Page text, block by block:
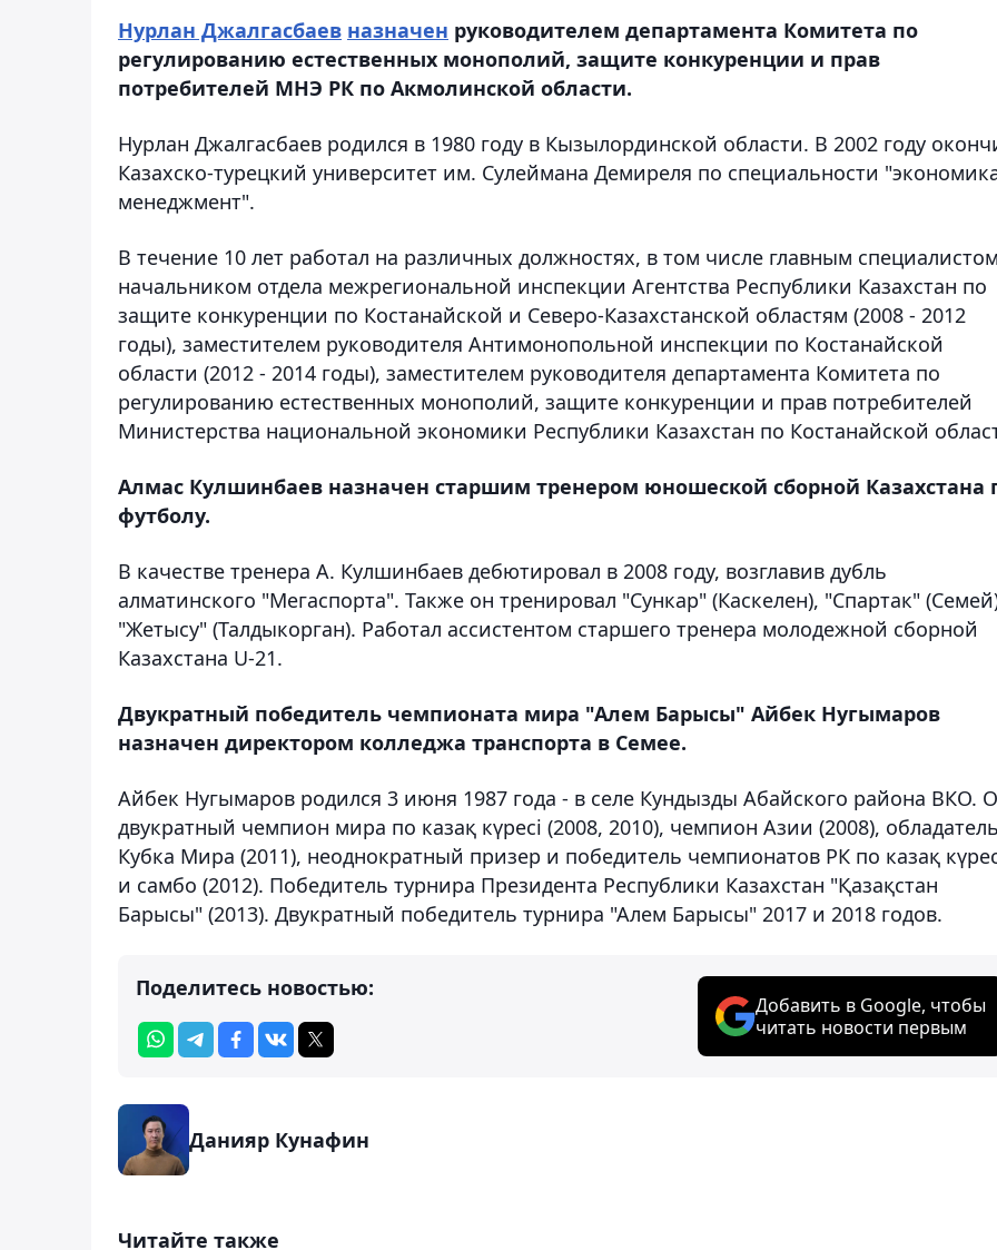
Нурлан Джалгасбаев назначен руководителем департамента Комитета по
регулированию естественных монополий, защите конкуренции и прав
потребителей МНЭ РК по Акмолинской области.
Нурлан Джалгасбаев родился в 1980 году в Кызылординской области. В 2002 году
Казахско-турецкий университет им. Сулеймана Демиреля по специальности
менеджмент".
В течение 10 лет работал на различных должностях, в том числе главным
начальником отдела межрегиональной инспекции Агентства Республики Казахстан по
защите конкуренции по Костанайской и Северо-Казахстанской областям (2008 - 2012
годы), заместителем руководителя Антимонопольной инспекции по Костанайской
области (2012 - 2014 годы), заместителем руководителя департамента Комитета по
регулированию естественных монополий, защите конкуренции и прав потребителей
Министерства национальной экономики Республики Казахстан по Костанайской
Алмас Кулшинбаев назначен старшим тренером юношеской сборной Казахстана
футболу.
В качестве тренера А. Кулшинбаев дебютировал в 2008 году, возглавив дубль
алматинского "Мегаспорта". Также он тренировал "Сункар" (Каскелен), "Спартак"
"Жетысу" (Талдыкорган). Работал ассистентом старшего тренера молодежной сборной
Казахстана U-21.
Двукратный победитель чемпионата мира "Алем Барысы" Айбек Нугымаров
назначен директором колледжа транспорта в Семее.
Айбек Нугымаров родился 3 июня 1987 года - в селе Кундызды Абайского района ВКО.
двукратный чемпион мира по казақ күресі (2008, 2010), чемпион Азии (2008),
Кубка Мира (2011), неоднократный призер и победитель чемпионатов РК по казақ
и самбо (2012). Победитель турнира Президента Республики Казахстан "Қазақстан
Барысы" (2013). Двукратный победитель турнира "Алем Барысы" 2017 и 2018 годов.
Поделитесь новостью:
Добавить в Google, чтобы
читать новости первым
Данияр Кунафин
Читайте также